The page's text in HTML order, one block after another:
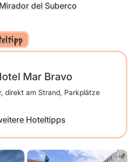
del Suberco
Mar Bravo
direkt am Strand, Parkplätze
Hoteltipps